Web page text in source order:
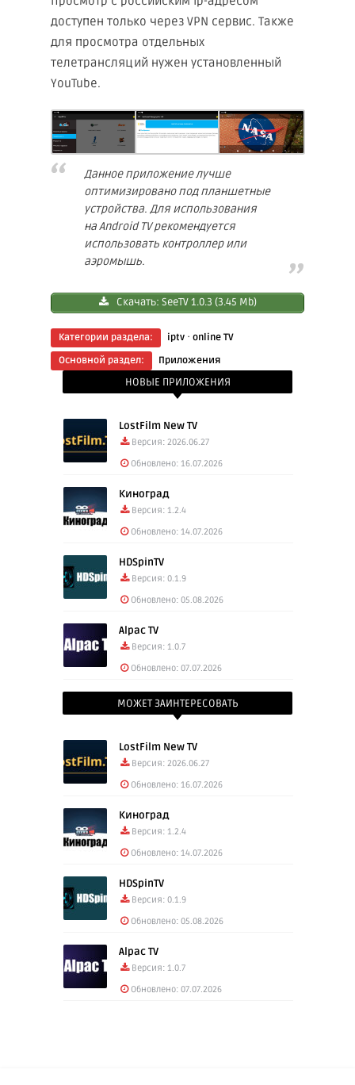
доступен только через VPN сервис. Также
для просмотра отдельных
телетрансляций нужен установленный
YouTube.
Данное приложение лучше
оптимизировано под планшетные
устройства. Для использования
на Android TV рекомендуется
использовать контроллер или
аэромышь.
Скачать: SeeTV 1.0.3 (3.45 Mb)
Категории раздела: iptv · online TV
Основной раздел:
Приложения
НОВЫЕ ПРИЛОЖЕНИЯ
LostFilm New TV
Версия: 2026.06.27
Обновлено: 16.07.2026
Киноград
Версия: 1.2.4
Обновлено: 14.07.2026
HDSpinTV
Версия: 0.1.9
Обновлено: 05.08.2026
Alpac TV
Версия: 1.0.7
Обновлено: 07.07.2026
МОЖЕТ ЗАИНТЕРЕСОВАТЬ
LostFilm New TV
Версия: 2026.06.27
Обновлено: 16.07.2026
Киноград
Версия: 1.2.4
Обновлено: 14.07.2026
HDSpinTV
Версия: 0.1.9
Обновлено: 05.08.2026
Alpac TV
Версия: 1.0.7
Обновлено: 07.07.2026